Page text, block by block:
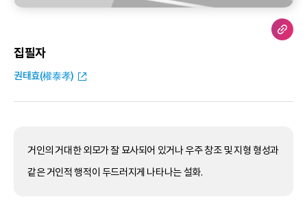
집필자
권태효(權泰孝)
거인의 거대한 외모가 잘 묘사되어 있거나 우주 창조 및 지형 형성과
같은 거인적 행적이 두드러지게 나타나는 설화.